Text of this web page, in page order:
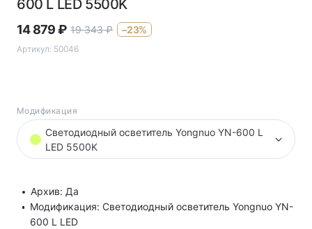
600 L LED 5500K
14 879₽ 19 343 ₽ –23%
Артикул: 50046
Модификация
Светодиодный осветитель Yongnuo YN-600 L
LED 5500K
Архив: Да
Модификация: Светодиодный осветитель Yongnuo YN-
600 L LED